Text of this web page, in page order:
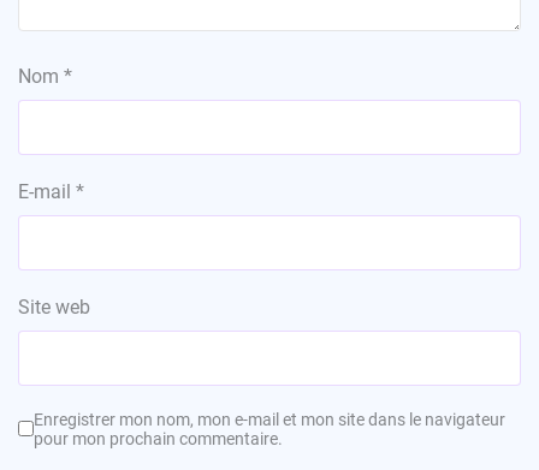
Nom *
E-mail *
Site web
Enregistrer mon nom, mon e-mail et mon site dans le navigateur
pour mon prochain commentaire.